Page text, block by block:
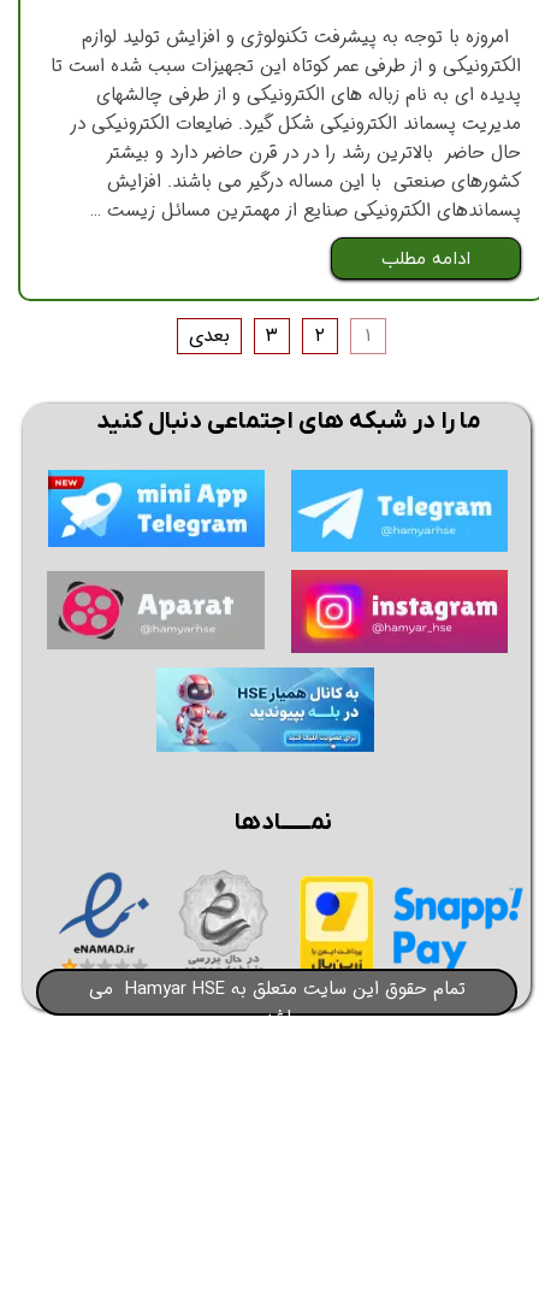
امروزه با توجه به پيشرفت تكنولوژي و افزایش توليد لوازم
الكترونيكي و از طرفی عمر كوتاه این تجهيزات سبب شده است تا
پديده اي به نام زباله هاي الكترونيكي و از طرفی چالشهای
مدیریت پسماند الکترونیکی شكل گيرد. ضايعات الكترونيكي در
حال حاضر بالاترین رشد را در در قرن حاضر دارد و بيشتر
كشورهاي صنعتي با اين مساله درگیر مي باشند. افزایش
پسماندهای الکترونیکی صنایع از مهمترین مسائل زیست …
ادامه مطلب
۱ ۲ ۳ بعدی
تمام حقوق این سایت متعلق به Hamyar HSE می
باشد​​​​​​​
ما را در شبکه های اجتماعی دنبال کنید
نمــــــادها